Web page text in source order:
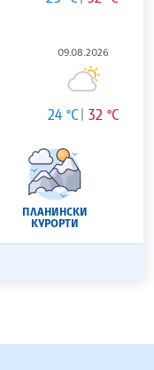
09.08.2026
24 °C 32 °C
ПЛАНИНСКИ
КУРОРТИ